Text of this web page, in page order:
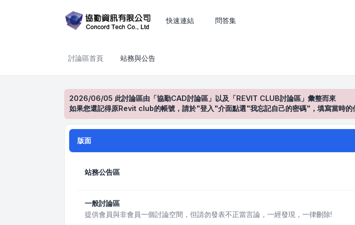
快速連結 問答集
討論區首頁 站務與公告
2026/06/05 此討論區由「協勤CAD討論區」以及「REVIT CLUB討論區」彙整而來
如果您還記得原Revit club的帳號，請於"登入"介面點選"我忘記自己的密碼"，填寫當時的
版面
站務公告區
一般討論區
提供會員與非會員一個討論空間，但請勿發表不正當言論，一經發現，一律刪除!